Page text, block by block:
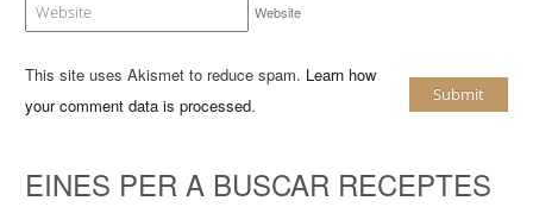
Website
This site uses Akismet to reduce spam. Learn how
your comment data is processed.
EINES PER A BUSCAR RECEPTES